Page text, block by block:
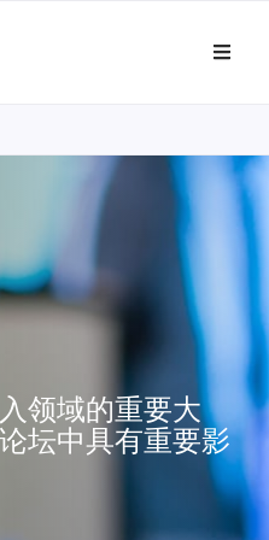
领域的重要大
坛中具有重要影